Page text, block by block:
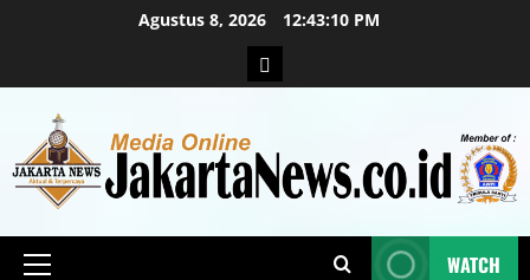
Agustus 8, 2026 12:43:11 PM
WATCH